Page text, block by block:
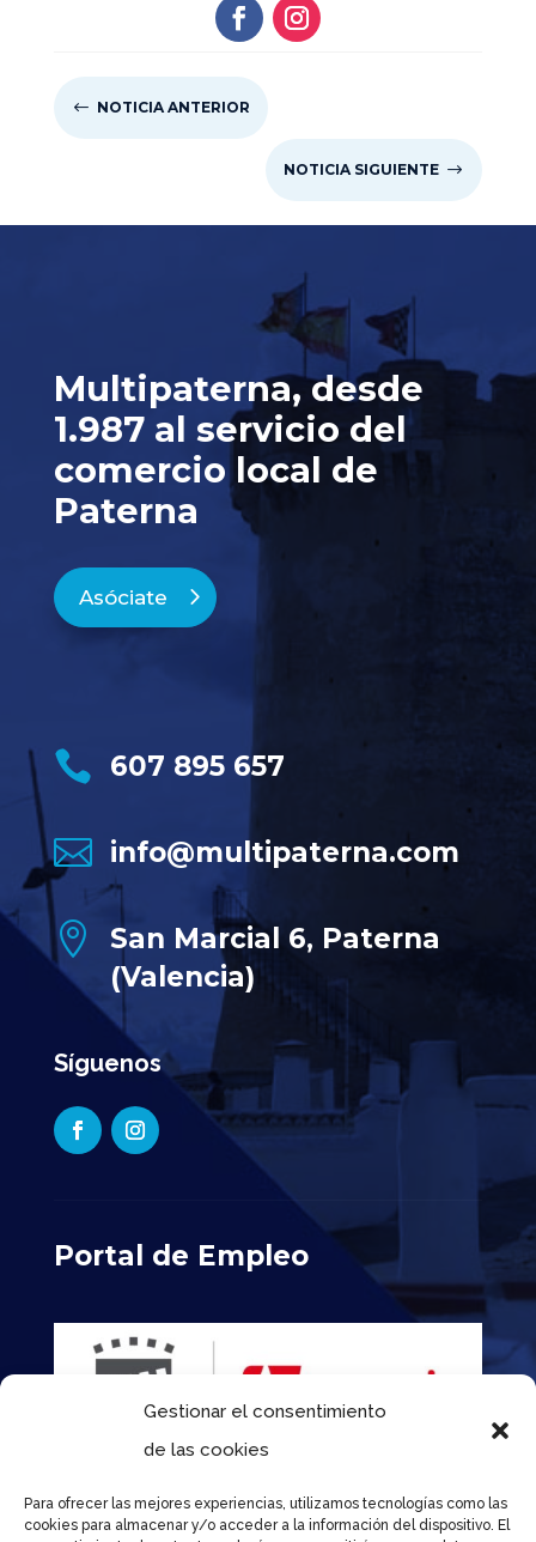
Gestionar el consentimiento
de las cookies
Para ofrecer las mejores experiencias, utilizamos tecnologías como las
cookies para almacenar y/o acceder a la información del dispositivo. El
# NOTICIA ANTERIOR
NOTICIA SIGUIENTE $
Multipaterna, desde
1.987 al servicio del
comercio local de
Paterna
Asóciate
 607 895 657
 info@multipaterna.com

San Marcial 6, Paterna
(Valencia)
Síguenos
Portal de Empleo